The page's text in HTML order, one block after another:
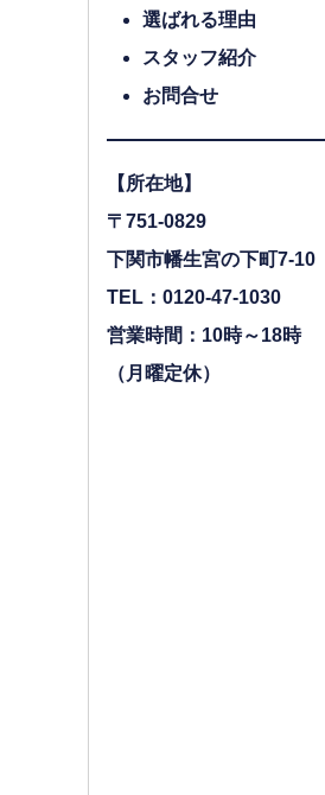
選ばれる理由
スタッフ紹介
お問合せ
【所在地】
〒751-0829
下関市幡生宮の下町7-10
TEL：0120-47-1030
営業時間：10時～18時
（月曜定休）